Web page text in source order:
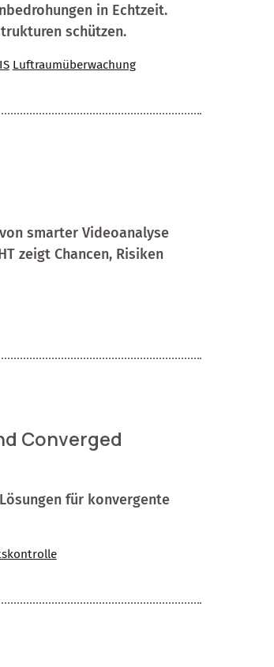
in Echtzeit.
schützen.
Luftraumüberwachung
smarter Videoanalyse
zeigt Chancen, Risiken
Converged
für konvergente